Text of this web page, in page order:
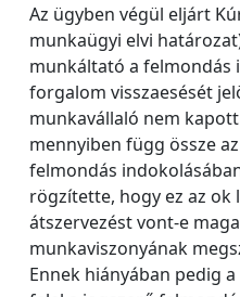
Az ügyben végül eljárt
munkaügyi elvi
munkáltató a felmondás
forgalom visszaesését
munkavállaló nem
mennyiben függ össze
felmondás
rögzítette, hogy ez az ok
átszervezést vont-e
munkaviszonyának
Ennek hiányában pedig